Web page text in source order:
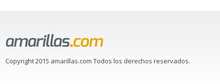
Copyright 2015 amarillas.com Todos los derechos reservados.